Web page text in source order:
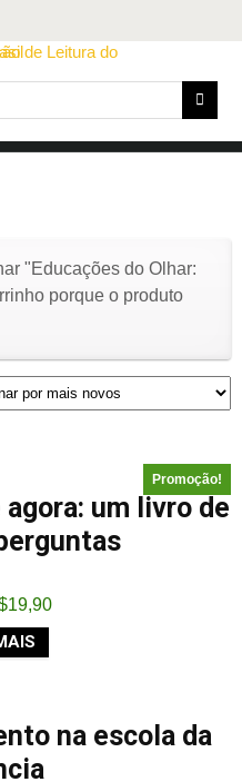
"Educações do Olhar:
porque o produto
Promoção!
um livro de
19,90
na escola da